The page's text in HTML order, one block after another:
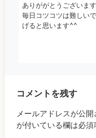
ありががとうございます
毎日コツコツは難しい
げると思います^^
コメントを残す
メールアドレスが公開
が付いている欄は必須